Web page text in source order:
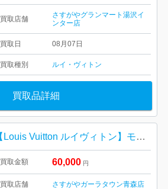
買取店舗
さすがやグランマート湯沢イ
ンター店
買取日 08月07日
買取種別 ルイ・ヴィトン
買取品詳細
【Louis Vuitton ルイヴィトン】モノグラム・キャンバス・スピーディ30・メンズ・レディース
買取金額 60,000 円
買取店舗 さすがやガーラタウン青森店